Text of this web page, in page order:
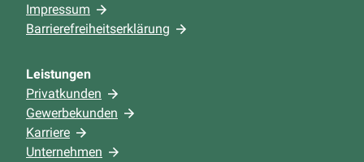
Impressum
Barrierefreiheitserklärung
Leistungen
Privatkunden
Gewerbekunden
Karriere
Unternehmen